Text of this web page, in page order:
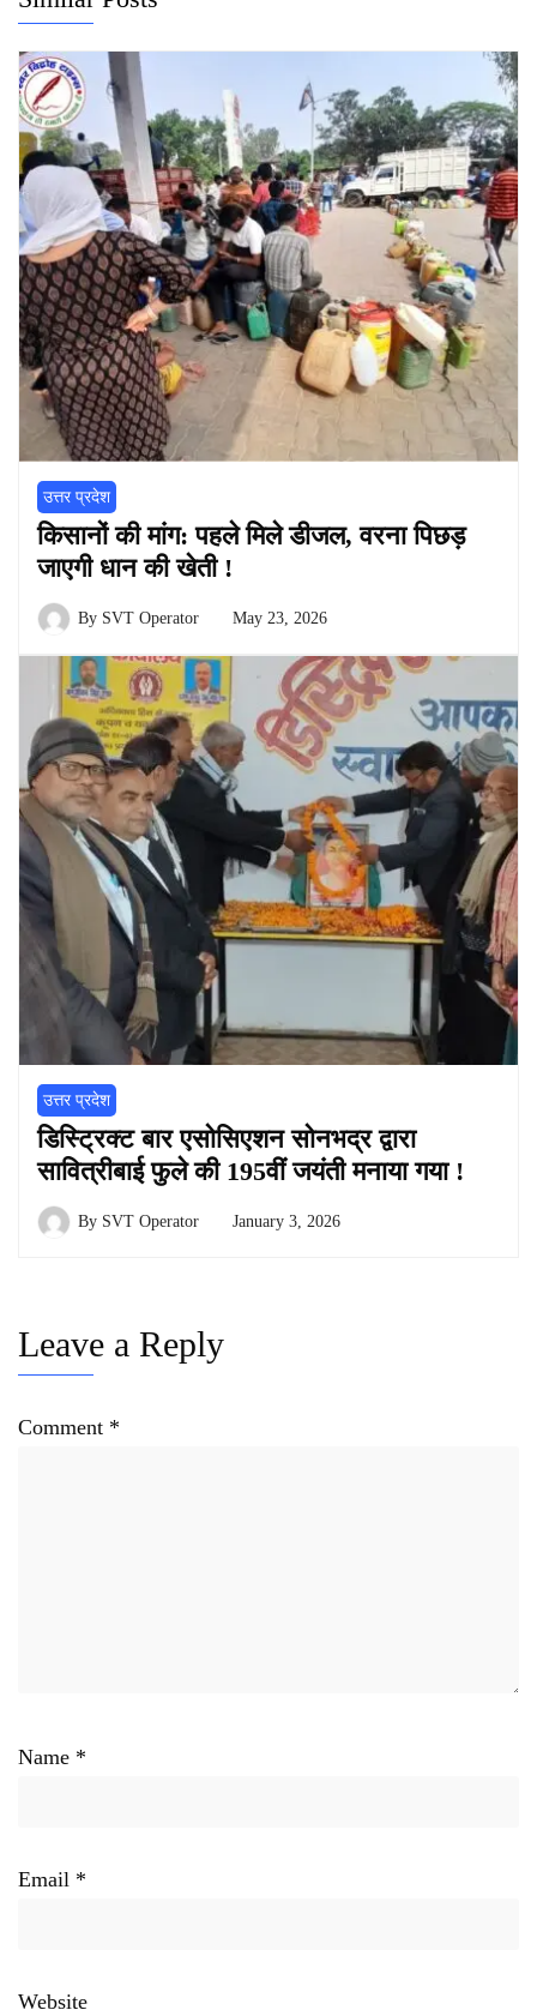
उत्तर प्रदेश
किसानों की मांग: पहले मिले डीजल, वरना पिछड़
जाएगी धान की खेती !
By SVT Operator May 23, 2026
उत्तर प्रदेश
डिस्ट्रिक्ट बार एसोसिएशन सोनभद्र द्वारा
सावित्रीबाई फुले की 195वीं जयंती मनाया गया !
By SVT Operator January 3, 2026
Leave a Reply
Comment *
Name *
Email *
Website